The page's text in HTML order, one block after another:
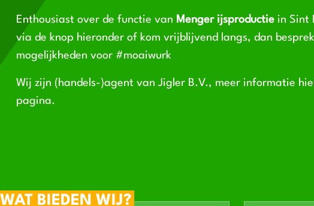
Enthousiast over de functie van Menger ijsproductie in Sint
via de knop hieronder of kom vrijblijvend langs, dan
mogelijkheden voor #moaiwurk
Wij zijn (handels-)agent van Jigler B.V., meer informatie
pagina.
WAT BIEDEN WIJ?